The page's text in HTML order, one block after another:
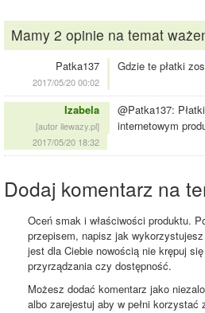
Mamy 2 opinie na temat
Patka137
2017/05/20 00:02
Gdzie te płatki
Izabela
[autor ilewazy.pl]
2017/05/20 18:32
@Patka137:
internetowym
Dodaj komentarz na
Oceń smak i właściwości produktu.
przepisem, napisz jak
jest dla Ciebie nowością nie krępuj
przyrządzania czy dostępność.
Możesz dodać komentarz jako
albo zarejestuj aby w pełni korzystać